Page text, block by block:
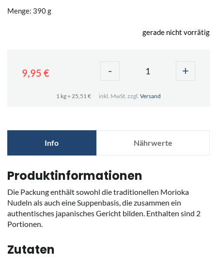
Menge: 390 g
gerade nicht vorrätig
9,95 € - +
1 kg = 25,51 € inkl. MwSt. zzgl. Versand
Info Nährwerte
Produktinformationen
Die Packung enthält sowohl die traditionellen Morioka
Nudeln als auch eine Suppenbasis, die zusammen ein
authentisches japanisches Gericht bilden. Enthalten sind 2
Portionen.
Zutaten